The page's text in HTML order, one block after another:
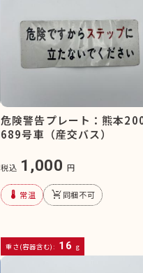
危険警告プレート：熊本
689号車（産交バス）
税込 1,000 円
device_thermostat 常温 remove_shopping_cart同梱不可
重さ(容器含む): 16 g